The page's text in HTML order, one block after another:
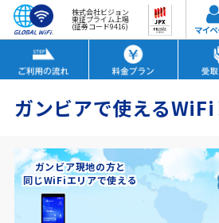
株式会社ビジョン
東証プライム上場
(証券コード9416)
ガンビアで使える
ガンビア現地の方と
同じWiFiエリアで使える